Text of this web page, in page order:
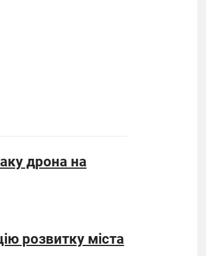
дрона на
розвитку міста